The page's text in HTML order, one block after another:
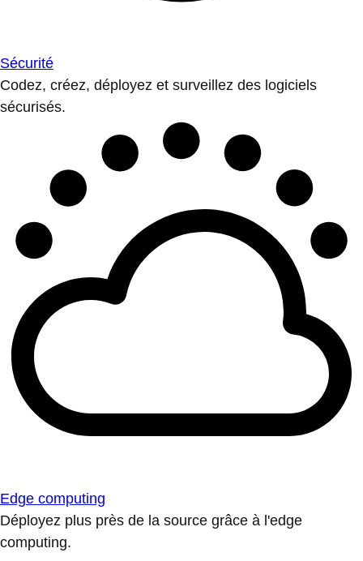
Sécurité
Codez, créez, déployez et surveillez des logiciels
sécurisés.
Edge computing
Déployez plus près de la source grâce à l'edge
computing.